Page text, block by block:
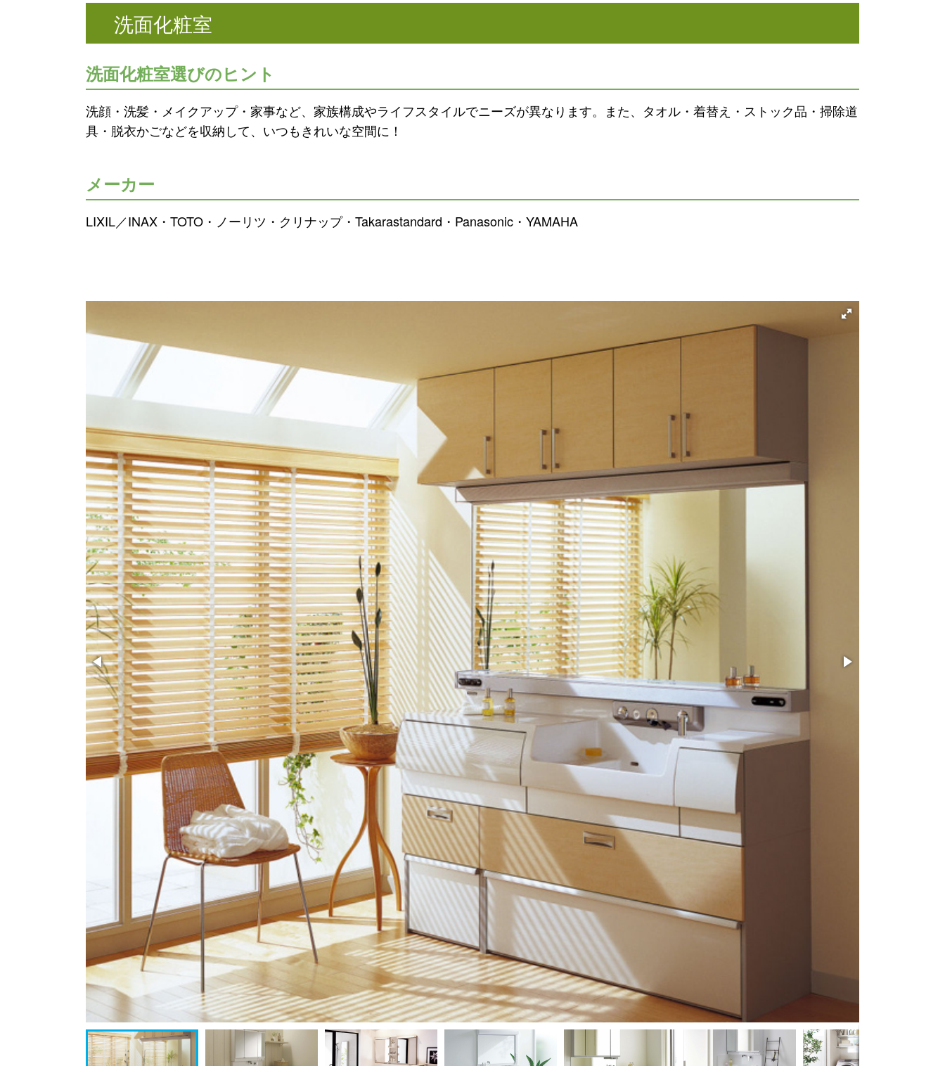
洗面化粧室
洗面化粧室選びのヒント
洗顔・洗髪・メイクアップ・家事など、家族構成やライフスタイルでニーズが異なります。また、タオル・着替え・ストック品・掃除道
具・脱衣かごなどを収納して、いつもきれいな空間に！
メーカー
LIXIL／INAX・TOTO・ノーリツ・クリナップ・Takarastandard・Panasonic・YAMAHA